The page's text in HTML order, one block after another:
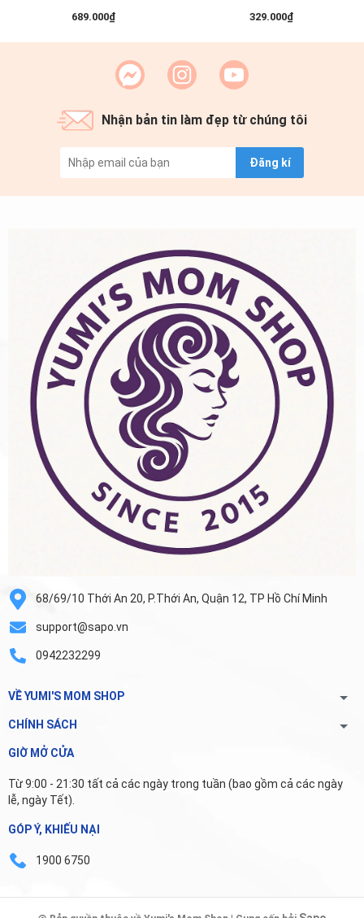
689.000₫
Cushion SPF50+/PA++++
329.000₫
Nhận bản tin làm đẹp từ chúng tôi
Đăng kí
68/69/10 Thới An 20, P.Thới An, Quận 12, TP Hồ Chí Minh
support@sapo.vn
0942232299
VỀ YUMI'S MOM SHOP
CHÍNH SÁCH
GIỜ MỞ CỬA
Từ 9:00 - 21:30 tất cả các ngày trong tuần (bao gồm cả các ngày
lễ, ngày Tết).
GÓP Ý, KHIẾU NẠI
1900 6750